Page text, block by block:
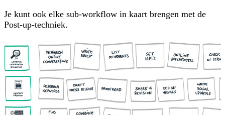
Je kunt ook elke sub-workflow in kaart brengen met de
Post-up-techniek.